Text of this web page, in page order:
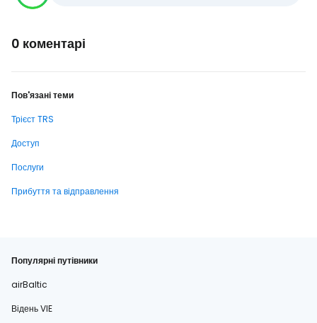
0 коментарі
Пов'язані теми
Трієст TRS
Доступ
Послуги
Прибуття та відправлення
Популярні путівники
airBaltic
Відень VIE